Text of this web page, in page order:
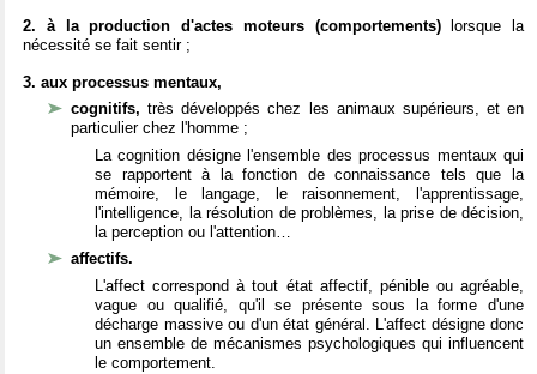
2. à la production d'actes moteurs (comportements)lorsque la
nécessité se fait sentir ;
3. aux processus mentaux,
cognitifs,très développés chez les animaux supérieurs, et en
particulier chez l'homme ;
La cognition désigne l'ensemble des processus mentaux qui
se rapportent à la fonction de connaissance tels que la
mémoire, le langage, le raisonnement, l'apprentissage,
l'intelligence, la résolution de problèmes, la prise de décision,
la perception ou l'attention…
affectifs.
L'affect correspond à tout état affectif, pénible ou agréable,
vague ou qualifié, qu'il se présente sous la forme d'une
décharge massive ou d'un état général. L'affect désigne donc
un ensemble de mécanismes psychologiques qui influencent
le comportement.